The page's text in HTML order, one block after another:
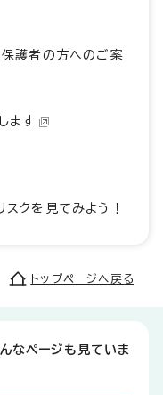
保護者の方へのご案
ます
クを見てみよう！
トップページへ戻る
なページも見ていま